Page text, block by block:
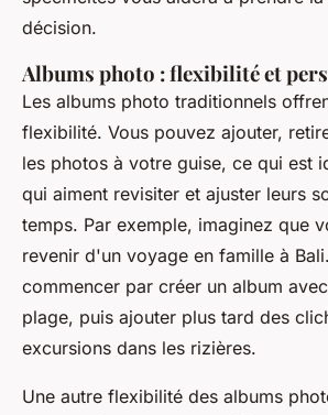
décision.
Albums photo : flexibilité et
Les albums photo traditionnels
flexibilité. Vous pouvez ajouter,
les photos à votre guise, ce qui est
qui aiment revisiter et ajuster leurs
temps. Par exemple, imaginez que
revenir d'un voyage en famille à
commencer par créer un album
plage, puis ajouter plus tard des
excursions dans les rizières.
Une autre flexibilité des albums